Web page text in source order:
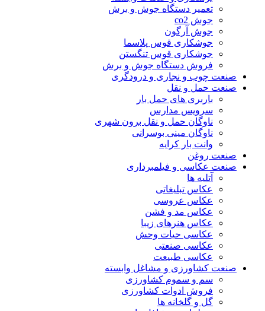
تعمیر دستگاه جوش و برش
جوش co2
جوش آرگون
جوشکاری قوس پلاسما
جوشکاری قوس تنگستن
فروش دستگاه جوش و برش
صنعت چوب و نجاری و درودگری
صنعت حمل و نقل
باربری های حمل بار
سرویس مدارس
ناوگان حمل و نقل برون شهری
ناوگان مینی بوسرانی
وانت بار کرایه
صنعت روغن
صنعت عکاسی و فیلمبرداری
آتلیه ها
عکاس تبلیغاتی
عکاس عروسی
عکاس مد و فشن
عکاس هنرهای زیبا
عکاسی حیات وحش
عکاسی صنعتی
عکاسی طبیعت
صنعت کشاورزی و مشاغل وابسته
سم و سموم کشاورزی
فروش ادوات کشاورزی
گل و گلخانه ها